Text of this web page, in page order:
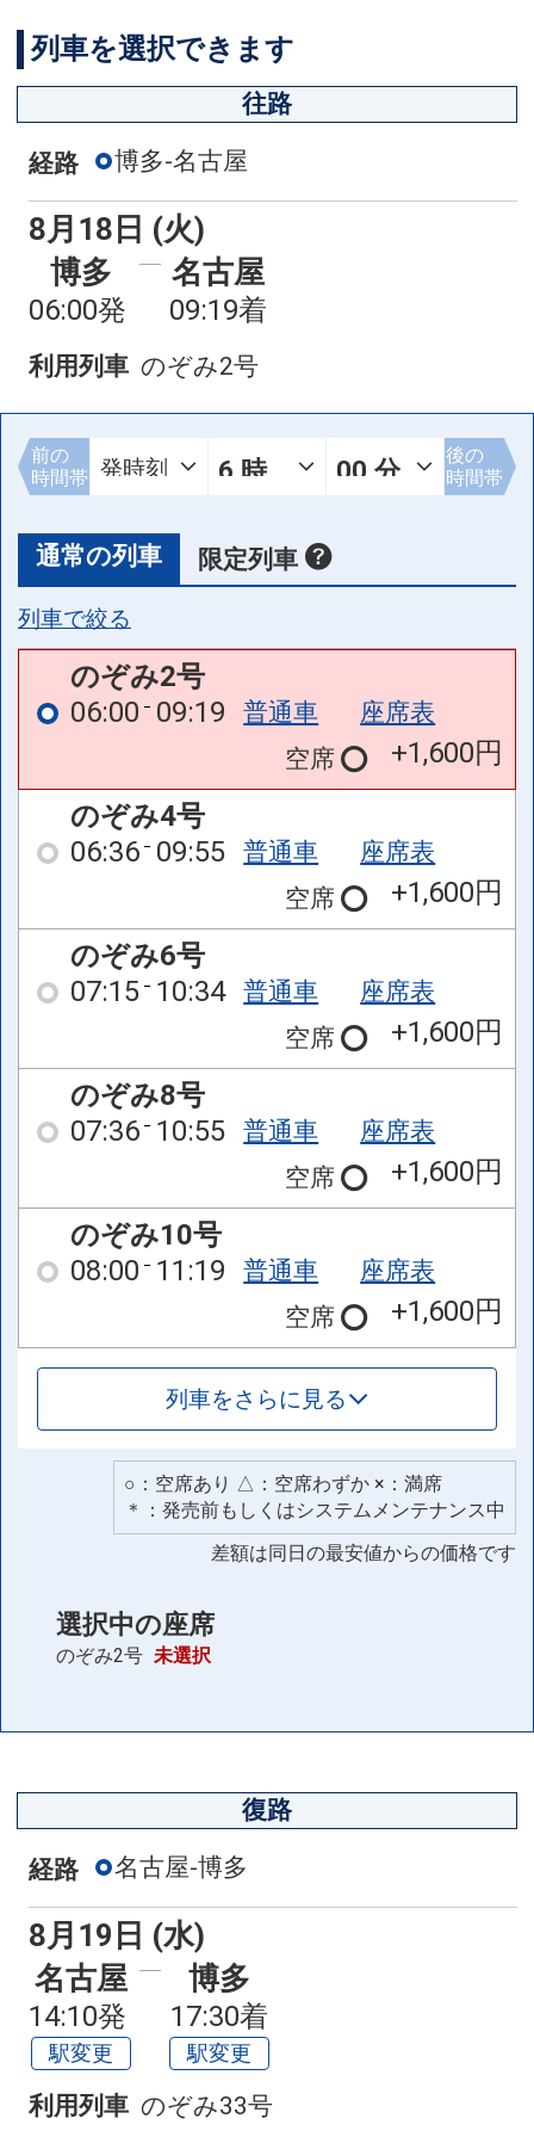
列車を選択できます
往路
経路 博多-名古屋
8月18日 (火)
博多
06:00発
名古屋
09:19着
利用列車 のぞみ2号
前の
時間帯
後の
時間帯
通常の列車 限定列車
列車で絞る
のぞみ2号
06:00 09:19 普通車
座席表
空席
+1,600円
のぞみ4号
06:36 09:55 普通車
座席表
空席
+1,600円
のぞみ6号
07:15 10:34 普通車
座席表
空席
+1,600円
のぞみ8号
07:36 10:55 普通車
座席表
空席
+1,600円
のぞみ10号
08:00 11:19 普通車
座席表
空席
+1,600円
列車をさらに見る
○：空席あり △：空席わずか ×：満席
＊：発売前もしくはシステムメンテナンス中
差額は同日の最安値からの価格です
選択中の座席
のぞみ2号 未選択
復路
経路 名古屋-博多
8月19日 (水)
名古屋
14:10発
駅変更
博多
17:30着
駅変更
利用列車 のぞみ33号